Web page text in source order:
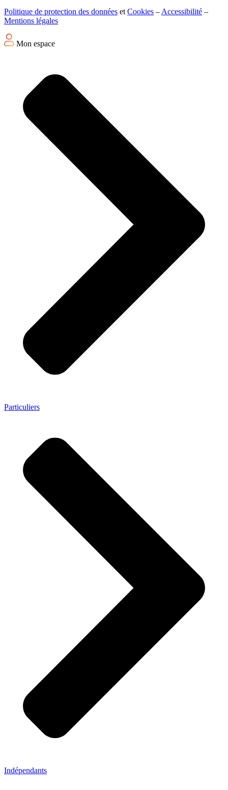
Politique de protection des données et Cookies – Accessibilité –
Mentions légales
Mon espace
Particuliers
Indépendants